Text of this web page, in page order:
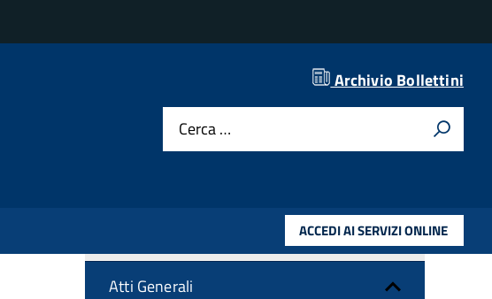
Archivio Bollettini
Cerca …
ACCEDI AI SERVIZI ONLINE
Amministrazione trasparente
Piano triennale per la prevenzione della
corruzione e della trasparenza
Atti Generali